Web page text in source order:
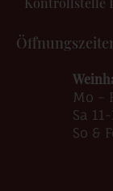
Mo –
Sa
So &